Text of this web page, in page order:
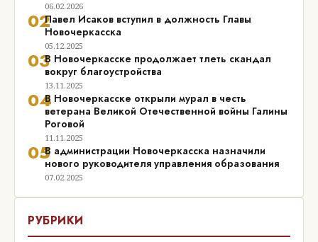
06.02.2026
02Павел Исаков вступил в должность Главы
Новочеркасска
05.12.2025
03В Новочеркасске продолжает тлеть скандал
вокруг благоустройства
13.11.2025
04В Новочеркасске открыли мурал в честь
ветерана Великой Отечественной войны Галины
Роговой
11.11.2025
05В администрации Новочеркасска назначили
нового руководителя управления образования
07.02.2025
РУБРИКИ